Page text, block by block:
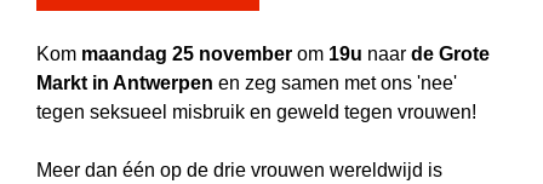
Kom maandag 25 november om 19u naarde Grote
Markt in Antwerpen en zeg samen met ons 'nee'
tegen seksueel misbruik en geweld tegen vrouwen!
Meer dan één op de drie vrouwen wereldwijd is